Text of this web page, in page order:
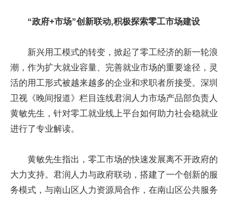
“政府+市场”创新联动,积极探索零工市场建设
新兴用工模式的转变，掀起了零工经济的新一轮浪
潮，作为扩大就业容量、完善就业市场的重要途径，灵
活的用工形式被越来越多的企业和求职者所接受。深圳
卫视《晚间报道》栏目连线君润人力市场产品部负责人
黄敏先生，针对零工就业线上平台如何助力社会稳就业
进行了专业解读。
黄敏先生指出，零工市场的快速发展离不开政府的
大力支持。君润人力与政府联动，搭建了一个创新的服
务模式，与南山区人力资源局合作，在南山区公共服务